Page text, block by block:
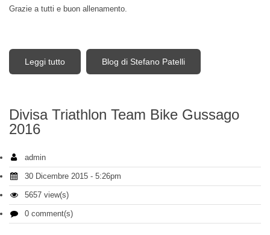
Grazie a tutti e buon allenamento.
Leggi tutto su DTTRI Triathlon Brescia al Velodromo di
Montichiari
Blog di Stefano Patelli
Divisa Triathlon Team Bike Gussago
2016
admin
30 Dicembre 2015 - 5:26pm
5657 view(s)
0 comment(s)